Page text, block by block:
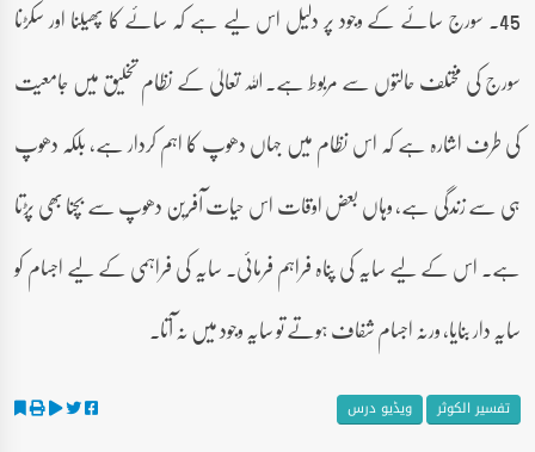
45۔ سورج سائے کے وجود پر دلیل اس لیے ہے کہ سائے کا پھیلنا اور سکڑنا
سورج کی مختلف حالتوں سے مربوط ہے۔ اللہ تعالیٰ کے نظام تخلیق میں جامعیت
کی طرف اشارہ ہے کہ اس نظام میں جہاں دھوپ کا اہم کردار ہے، بلکہ دھوپ
ہی سے زندگی ہے، وہاں بعض اوقات اس حیات آفرین دھوپ سے بچنا بھی پڑتا
ہے۔ اس کے لیے سایہ کی پناہ فراہم فرمائی۔ سایہ کی فراہمی کے لیے اجسام کو
سایہ دار بنایا، ورنہ اجسام شفاف ہوتے تو سایہ وجود میں نہ آتا۔
تفسیر الکوثر ویڈیو درس